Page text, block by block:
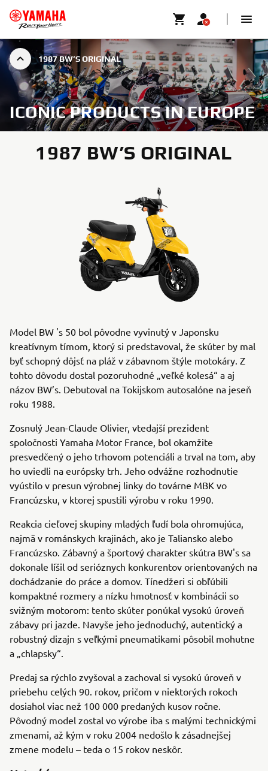
1987 BW’S ORIGINAL
ICONIC PRODUCTS IN EUROPE
1987 BW’S ORIGINAL
Model BW 's 50 bol pôvodne vyvinutý v Japonsku
kreatívnym tímom, ktorý si predstavoval, že skúter by mal
byť schopný dôjsť na pláž v zábavnom štýle motokáry. Z
tohto dôvodu dostal pozoruhodné „veľké kolesá“ a aj
názov BW’s. Debutoval na Tokijskom autosalóne na jeseň
roku 1988.
Zosnulý Jean-Claude Olivier, vtedajší prezident
spoločnosti Yamaha Motor France, bol okamžite
presvedčený o jeho trhovom potenciáli a trval na tom, aby
ho uviedli na európsky trh. Jeho odvážne rozhodnutie
vyústilo v presun výrobnej linky do továrne MBK vo
Francúzsku, v ktorej spustili výrobu v roku 1990.
Reakcia cieľovej skupiny mladých ľudí bola ohromujúca,
najmä v románskych krajinách, ako je Taliansko alebo
Francúzsko. Zábavný a športový charakter skútra BW's sa
dokonale líšil od serióznych konkurentov orientovaných na
dochádzanie do práce a domov. Tínedžeri si obľúbili
kompaktné rozmery a nízku hmotnosť v kombinácii so
svižným motorom: tento skúter ponúkal vysokú úroveň
zábavy pri jazde. Navyše jeho jednoduchý, autentický a
robustný dizajn s veľkými pneumatikami pôsobil mohutne
a „chlapsky“.
Predaj sa rýchlo zvyšoval a zachoval si vysokú úroveň v
priebehu celých 90. rokov, pričom v niektorých rokoch
dosiahol viac než 100 000 predaných kusov ročne.
Pôvodný model zostal vo výrobe iba s malými technickými
zmenami, až kým v roku 2004 nedošlo k zásadnejšej
zmene modelu – teda o 15 rokov neskôr.